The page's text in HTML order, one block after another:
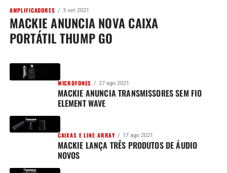
AMPLIFICADORES 3 set 2021
MACKIE ANUNCIA NOVA CAIXA
PORTÁTIL THUMP GO
MICROFONES 27 ago 2021
MACKIE ANUNCIA TRANSMISSORES SEM FIO
ELEMENT WAVE
CAIXAS E LINE ARRAY 17 ago 2021
MACKIE LANÇA TRÊS PRODUTOS DE ÁUDIO
NOVOS